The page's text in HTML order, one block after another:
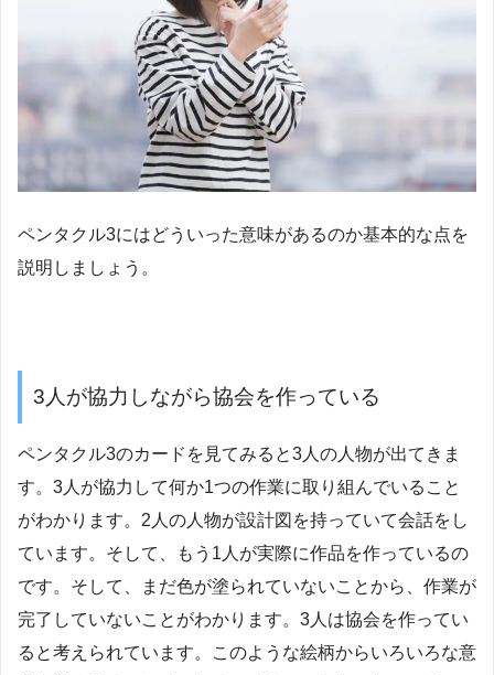
ペンタクル3にはどういった意味があるのか基本的な点を
説明しましょう。
3人が協力しながら協会を作っている
ペンタクル3のカードを見てみると3人の人物が出てきま
す。3人が協力して何か1つの作業に取り組んでいること
がわかります。2人の人物が設計図を持っていて会話をし
ています。そして、もう1人が実際に作品を作っているの
です。そして、まだ色が塗られていないことから、作業が
完了していないことがわかります。3人は協会を作ってい
ると考えられています。このような絵柄からいろいろな意